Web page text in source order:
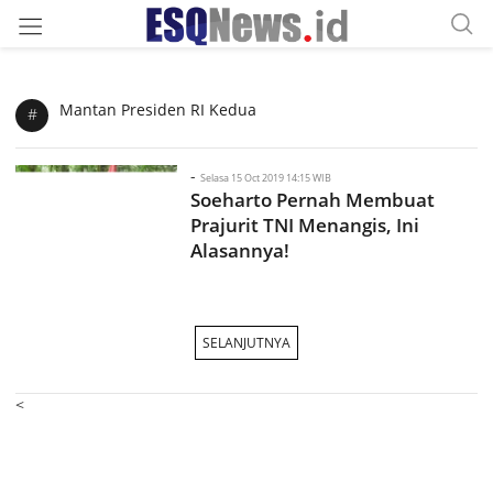
# Mantan Presiden RI Kedua
- Selasa 15 Oct 2019 14:15 WIB
Soeharto Pernah Membuat
Prajurit TNI Menangis, Ini
Alasannya!
SELANJUTNYA
<